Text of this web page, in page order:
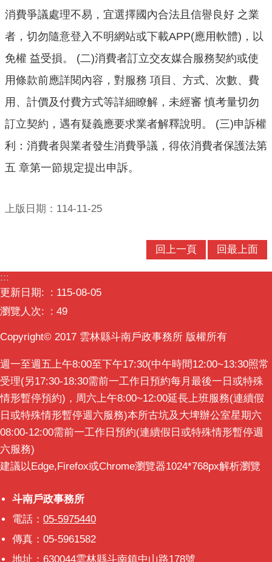
消費爭議處理不易，宜選擇國內合法且信譽良好 之業
者，切勿隨意登入不明網站或下載APP(應用軟體)，以
免權 益受損。 (二)消費者訂立交友媒合服務契約或使
用條款前應詳閱內容，對服務 項目、方式、次數、費
用、計價及付費方式等詳細瞭解，未經審 慎考量切勿
訂立契約，遇有疑義應要求業者解釋說明。 (三)申訴權
利：消費者與業者發生消費爭議，得依消費者保護法第
五 章第一節規定提出申訴。
上版日期：114-11-25
回上一頁 回最上面
:::
更新日期:
115-08-05
瀏覽人次:
49
Copyright© 2017 雲林縣斗南戶政事務所 版權所有
週一至週五上午8:00至下午17:30(中午時間12:00~13:30照常
受理(另17:30-18:30需前一工作日預約每月最後一日或特殊
情形暫停預約)，周六上午8:00~12:00延長上班服務(連續假
日或特殊情形暫停週六服務)本所古坑及大埤辦公室星期六
08:00-12:00需前一工作日預約(連續假日或特殊情形暫停週
六服務)
建議以Edge,Firefox或Chrome瀏覽器1024*768px解析瀏覽
斗南戶政事務所
斗南戶政事務所
電話： 05-5975440
傳真：05-5961582
地址：630044雲林縣斗南鎮中山路178號